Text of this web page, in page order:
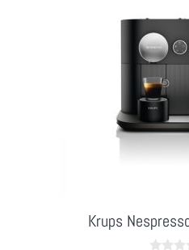
Krups